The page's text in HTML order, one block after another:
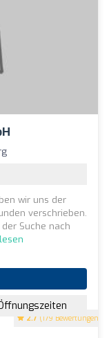
2.7 (179 Bewertungen)
wir uns der
verschrieben.
Suche nach